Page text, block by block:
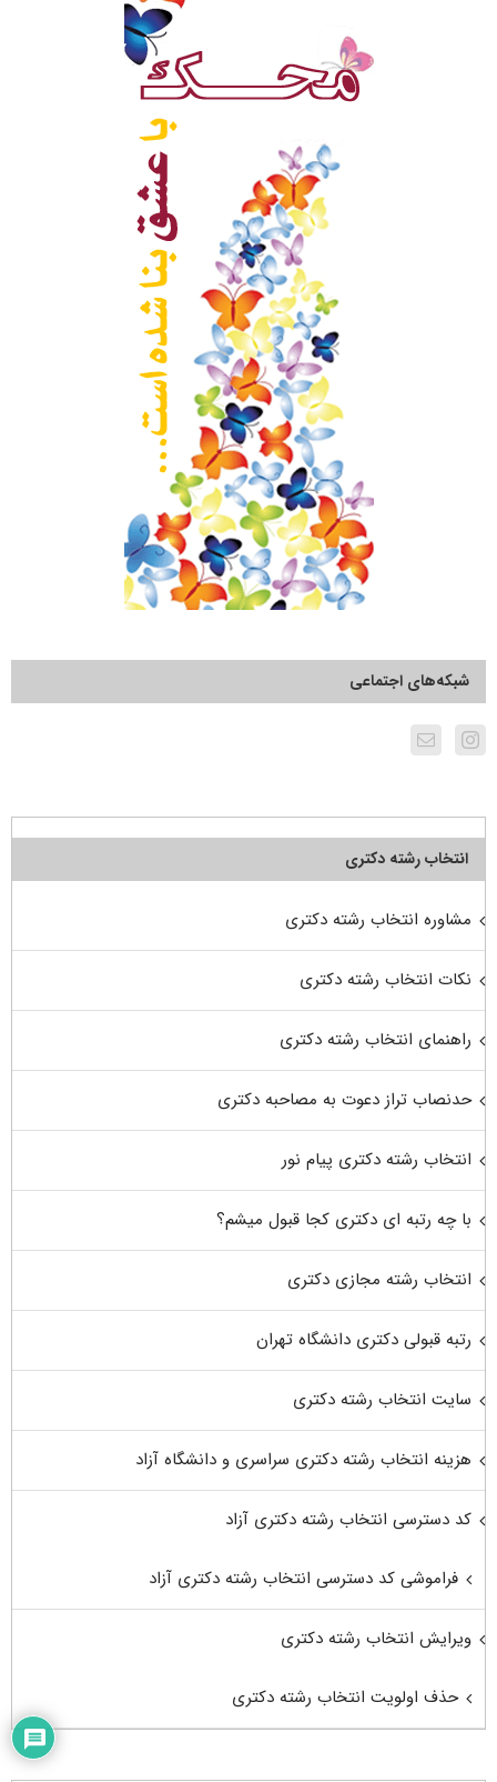
شبکه‌های اجتماعی
انتخاب رشته دکتری
مشاوره انتخاب رشته دکتری
نکات انتخاب رشته دکتری
راهنمای انتخاب رشته دکتری
حدنصاب تراز دعوت به مصاحبه دکتری
انتخاب رشته دکتری پیام نور
با چه رتبه ای دکتری کجا قبول میشم؟
انتخاب رشته مجازی دکتری
رتبه قبولی دکتری دانشگاه تهران
سایت انتخاب رشته دکتری
هزینه انتخاب رشته دکتری سراسری و دانشگاه آزاد
کد دسترسی انتخاب رشته دکتری آزاد
فراموشی کد دسترسی انتخاب رشته دکتری آزاد
ویرایش انتخاب رشته دکتری
حذف اولویت انتخاب رشته دکتری